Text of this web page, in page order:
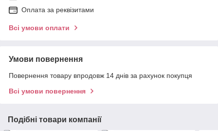
Оплата за реквізитами
Всі умови оплати
Умови повернення
Повернення товару впродовж 14 днів за рахунок покупця
Всі умови повернення
Подібні товари компанії